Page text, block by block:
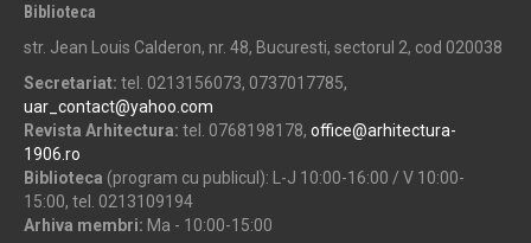
Biblioteca
str. Jean Louis Calderon, nr. 48, Bucuresti, sectorul 2, cod 020038
Secretariat: tel. 0213156073, 0737017785,
uar_contact@yahoo.com
Revista Arhitectura: tel. 0768198178, office@arhitectura-
1906.ro
Biblioteca (program cu publicul): L-J 10:00-16:00 / V 10:00-
15:00, tel. 0213109194
Arhiva membri: Ma - 10:00-15:00